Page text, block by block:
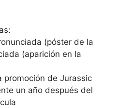
(póster de la
(aparición en la
promoción de Jurassic
un año después del